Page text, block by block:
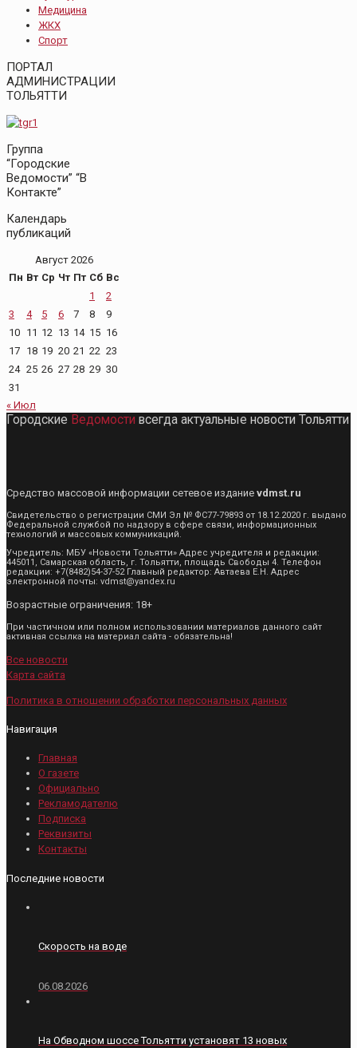
Медицина
ЖКХ
Спорт
ПОРТАЛ
АДМИНИСТРАЦИИ
ТОЛЬЯТТИ
Группа
“Городские
Ведомости” “В
Контакте”
Календарь
публикаций
Август 2026
Пн Вт Ср Чт Пт Сб Вс
1
2
3
4 5 6 7 8
9
10 11 12 13 14 15 16
17 18 19 20 21 22 23
24 25 26 27 28 29 30
31
« Июл
Городские Ведомости всегда актуальные новости Тольятти
Средство массовой информации сетевое издание vdmst.ru
Свидетельство о регистрации СМИ Эл № ФС77-79893 от 18.12.2020 г. выдано
Федеральной службой по надзору в сфере связи, информационных
технологий и массовых коммуникаций.
Учредитель: МБУ «Новости Тольятти» Адрес учредителя и редакции:
445011, Самарская область, г. Тольятти, площадь Свободы 4. Телефон
редакции: +7(8482)54-37-52 Главный редактор: Автаева Е.Н. Адрес
электронной почты: vdmst@yandex.ru
Возрастные ограничения: 18+
При частичном или полном использовании материалов данного сайт
активная ссылка на материал сайта - обязательна!
Все новости
Карта сайта
Политика в отношении обработки персональных данных
Навигация
Главная
О газете
Официально
Рекламодателю
Подписка
Реквизиты
Контакты
Последние новости
Скорость на воде
06.08.2026
На Обводном шоссе Тольятти установят 13 новых